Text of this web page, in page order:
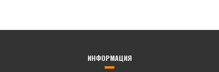
ИНФОРМАЦИЯ